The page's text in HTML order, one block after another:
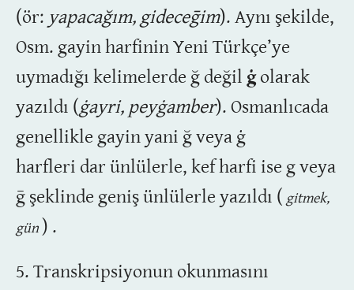
(ör: yapacağım, gideceḡim). Aynı şekilde,
Osm. gayin harfinin Yeni Türkçe’ye
uymadığı kelimelerde ğ değil ġolarak
yazıldı (ġayri, peyġamber). Osmanlıcada
genellikle gayin yani ğ veya ġ
harfleri dar ünlülerle, kef harfi ise g veya
ḡ şeklinde geniş ünlülerle yazıldı ( gitmek,
gün ) .
5. Transkripsiyonun okunmasını